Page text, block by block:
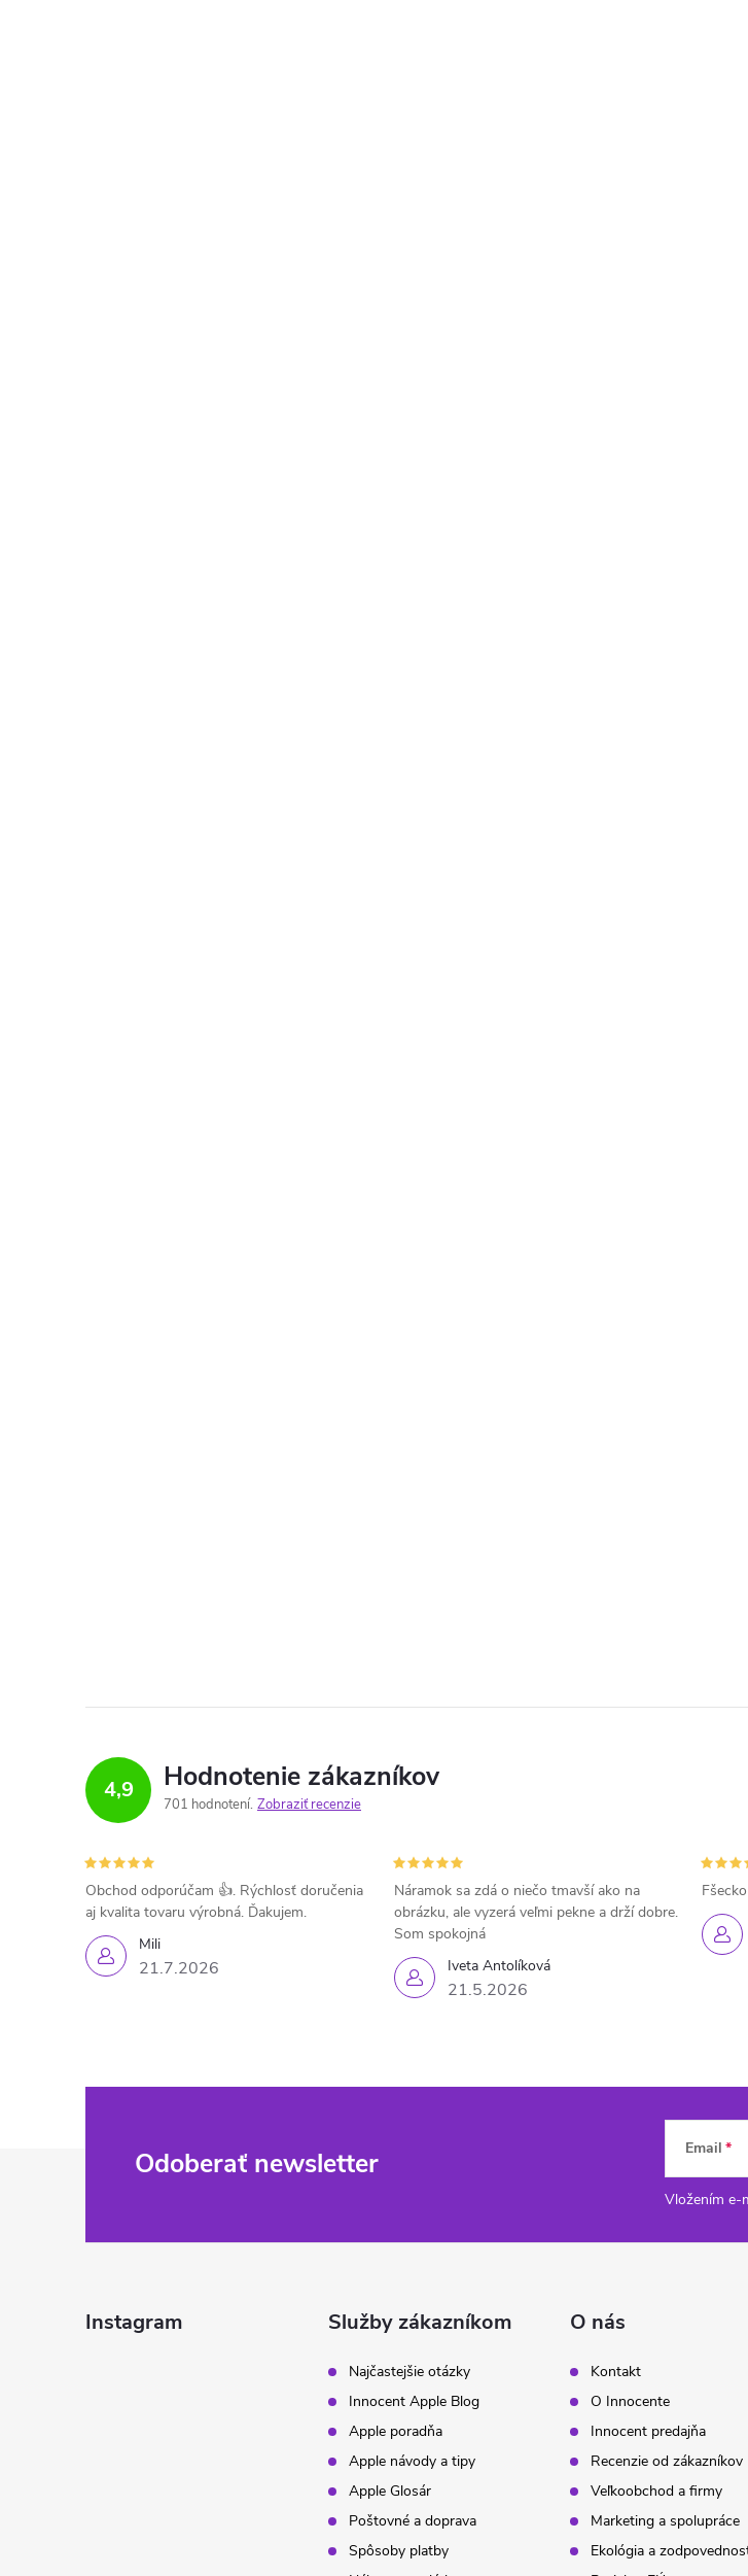
4,9 Hodnotenie zákazníkov
701 hodnotení Zobraziť recenzie
Mili
21.7.2026
Obchod odporúčam 👍. Rýchlosť doručenia
aj kvalita tovaru výrobná. Ďakujem.
Iveta Antolíková
21.5.2026
Náramok sa zdá o niečo tmavší ako na
obrázku, ale vyzerá veľmi pekne a drží dobre.
Som spokojná
Odoberať newsletter Email
Vložením e-
Instagram Služby zákazníkom
Najčastejšie otázky
Innocent Apple Blog
Apple poradňa
Apple návody a tipy
Apple Glosár
Poštovné a doprava
Spôsoby platby
O nás
Kontakt
O Innocente
Innocent predajňa
Recenzie od zákazníkov
Veľkoobchod a firmy
Marketing a spolupráce
Ekológia a